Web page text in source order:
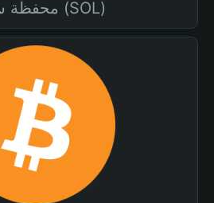
محفظة سولانا (SOL)